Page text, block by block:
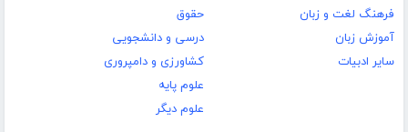
فرهنگ لغت و زبان
آموزش زبان
سایر ادبیات
حقوق
درسی و دانشجویی
کشاورزی و دامپروری
علوم پایه
علوم دیگر